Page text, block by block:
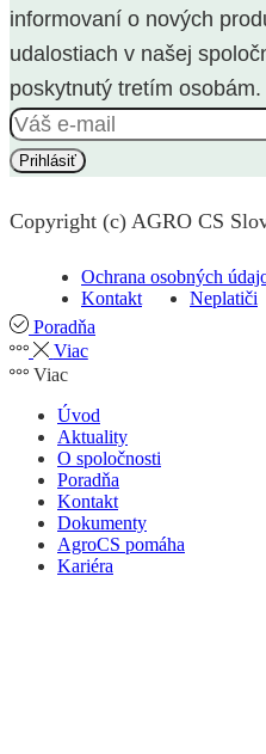
informovaní o nových
udalostiach v našej
poskytnutý tretím osobám.
Copyright (c) AGRO CS
Ochrana osobných
Kontakt
Neplatiči
Poradňa
Viac
Viac
Úvod
Aktuality
O spoločnosti
Poradňa
Kontakt
Dokumenty
AgroCS pomáha
Kariéra